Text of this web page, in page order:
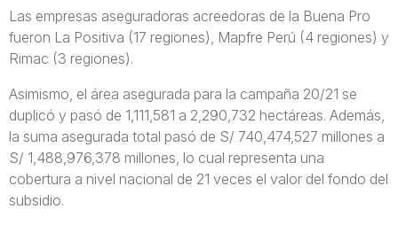
Las empresas aseguradoras acreedoras de la Buena Pro
fueron La Positiva (17 regiones), Mapfre Perú (4 regiones) y
Rimac (3 regiones).
Asimismo, el área asegurada para la campaña 20/21 se
duplicó y pasó de 1,111,581 a 2,290,732 hectáreas. Además,
la suma asegurada total pasó de S/ 740,474,527 millones a
S/ 1,488,976,378 millones, lo cual representa una
cobertura a nivel nacional de 21 veces el valor del fondo del
subsidio.